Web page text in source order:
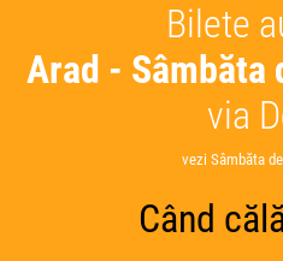
Bilete
Arad - Sâmbăta
via
vezi Sâmbăta
Când